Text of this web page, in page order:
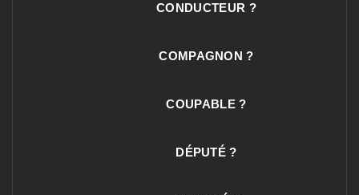
CONDUCTEUR ?
COMPAGNON ?
COUPABLE ?
DÉPUTÉ ?